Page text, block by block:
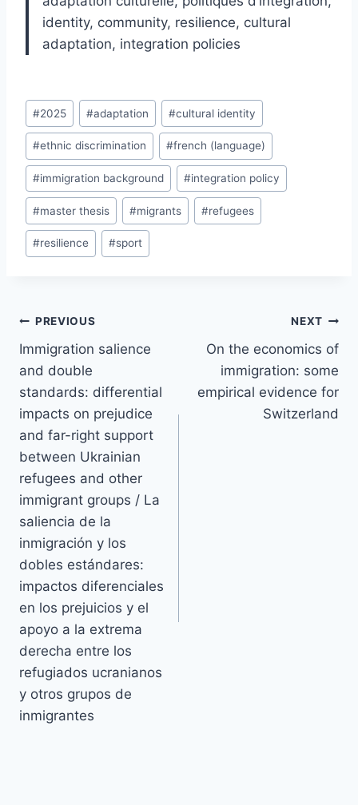
identity, community, resilience, cultural
adaptation, integration policies
Post
Tags:
#2025 #adaptation #cultural identity
#ethnic discrimination #french (language)
#immigration background #integration policy
#master thesis #migrants #refugees
#resilience #sport
Post
navigation
PREVIOUS
Immigration salience
and double
standards: differential
impacts on prejudice
and far-right support
between Ukrainian
refugees and other
immigrant groups / La
saliencia de la
inmigración y los
dobles estándares:
impactos diferenciales
en los prejuicios y el
apoyo a la extrema
derecha entre los
refugiados ucranianos
y otros grupos de
inmigrantes
NEXT
On the economics of
immigration: some
empirical evidence for
Switzerland